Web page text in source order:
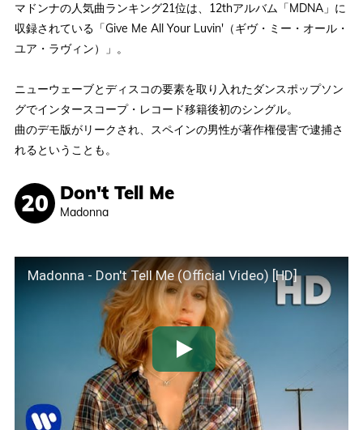
マドンナの人気曲ランキング21位は、12thアルバム「MDNA」に
収録されている「Give Me All Your Luvin'（ギヴ・ミー・オール・
ユア・ラヴィン）」。
ニューウェーブとディスコの要素を取り入れたダンスポップソン
グでインタースコープ・レコード移籍後初のシングル。
曲のデモ版がリークされ、スペインの男性が著作権侵害で逮捕さ
れるということも。
Don't Tell Me
Madonna
Madonna - Don't Tell Me (Official Video) [HD]